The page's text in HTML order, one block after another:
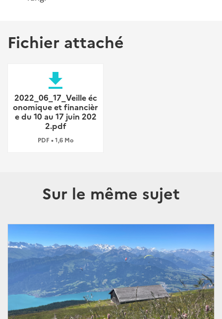
Fichier attaché
file_download
2022_06_17_Veille éc
onomique et financièr
e du 10 au 17 juin 202
2.pdf
PDF • 1,6 Mo
Sur le même sujet